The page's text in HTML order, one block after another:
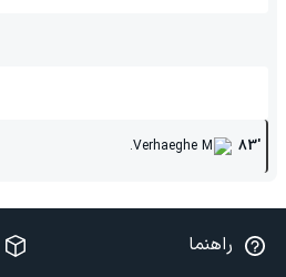
83'
Verhaeghe M.
راهنما